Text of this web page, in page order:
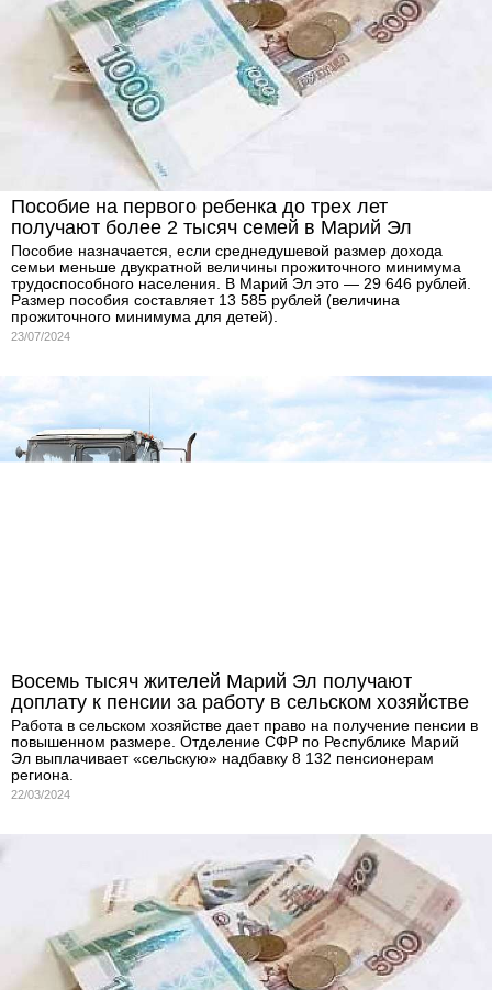
Пособие на первого ребенка до трех лет
получают более 2 тысяч семей в Марий Эл
Пособие назначается, если среднедушевой размер дохода
семьи меньше двукратной величины прожиточного минимума
трудоспособного населения. В Марий Эл это — 29 646 рублей.
Размер пособия составляет 13 585 рублей (величина
прожиточного минимума для детей).
23/07/2024
Восемь тысяч жителей Марий Эл получают
доплату к пенсии за работу в сельском хозяйстве
Работа в сельском хозяйстве дает право на получение пенсии в
повышенном размере. Отделение СФР по Республике Марий
Эл выплачивает «сельскую» надбавку 8 132 пенсионерам
региона.
22/03/2024